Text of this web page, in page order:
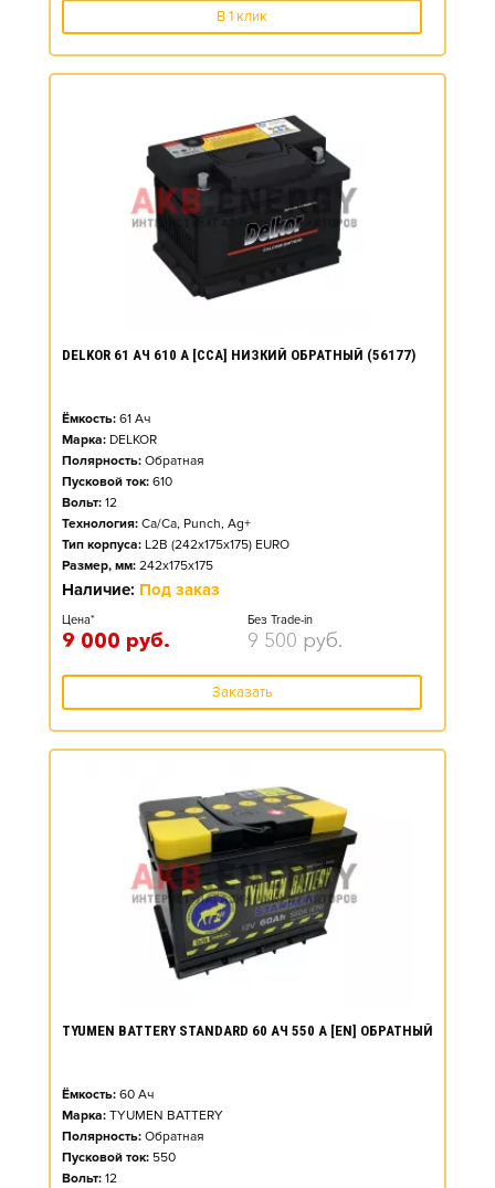
В 1 клик
DELKOR 61 АЧ 610 А [CCA] НИЗКИЙ ОБРАТНЫЙ (56177)
Ёмкость: 61 Ач
Марка: DELKOR
Полярность: Обратная
Пусковой ток: 610
Вольт: 12
Технология: Ca/Ca, Punch, Ag+
Тип корпуса: L2B (242x175x175) EURO
Размер, мм: 242x175x175
Наличие: Под заказ
Цена*
9 000 руб.
Без Trade-in
9 500 руб.
Заказать
TYUMEN BATTERY STANDARD 60 АЧ 550 А [EN] ОБРАТНЫЙ
Ёмкость: 60 Ач
Марка: TYUMEN BATTERY
Полярность: Обратная
Пусковой ток: 550
Вольт: 12